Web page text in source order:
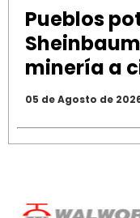
Pueblos
minería a
05 de Agosto de